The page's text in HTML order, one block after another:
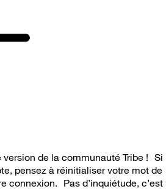
version de la communauté Tribe ! Si
pensez à réinitialiser votre mot de
connexion. Pas d’inquiétude, c’est